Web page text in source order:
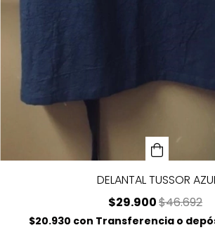
DELANTAL TUSSOR
$29.900$46.692
$20.930 con Transferencia o